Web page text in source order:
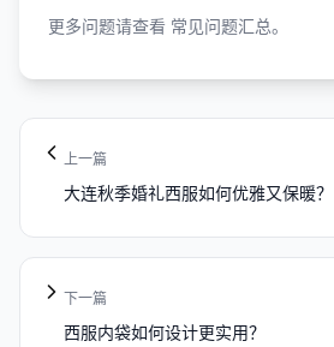
更多问题请查看 常见问题汇总。
上一篇
大连秋季婚礼西服如何优雅又保暖？
下一篇
西服内袋如何设计更实用？